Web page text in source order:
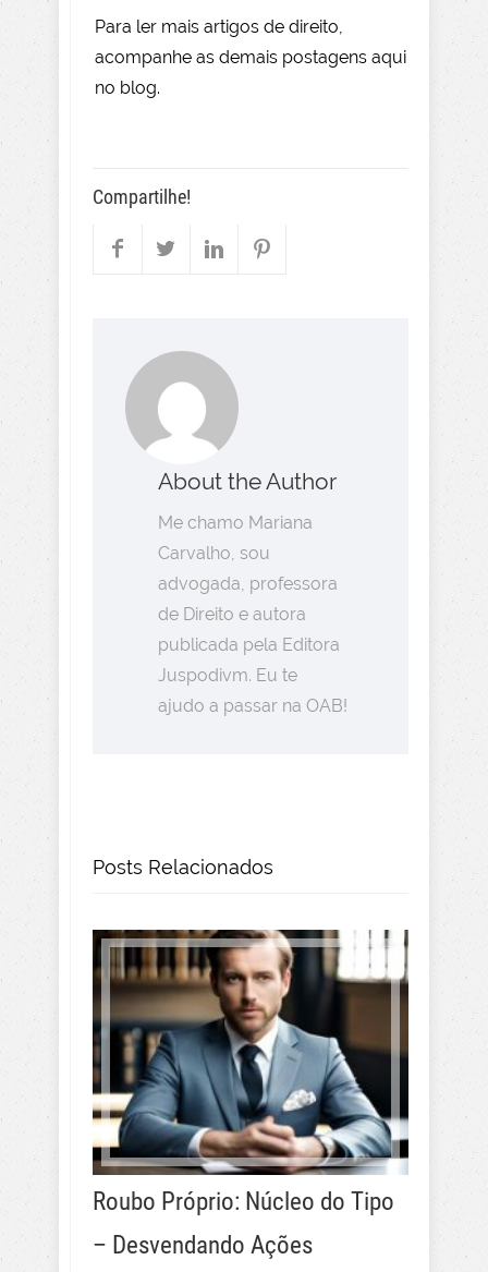
Para ler mais artigos de direito,
acompanhe as demais postagens aqui
no blog.
Compartilhe!
About the Author
Me chamo Mariana
Carvalho, sou
advogada, professora
de Direito e autora
publicada pela Editora
Juspodivm. Eu te
ajudo a passar na OAB!
Posts Relacionados
Roubo Próprio: Núcleo do Tipo
– Desvendando Ações